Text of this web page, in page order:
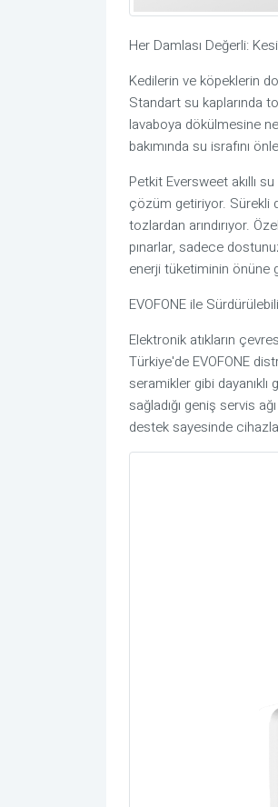
Her Damlası Değerli:
Kedilerin ve köpeklerin
Standart su kaplarında
lavaboya dökülmesine
bakımında su israfını
Petkit Eversweet akıllı
çözüm getiriyor. Sürekli
tozlardan arındırıyor.
pınarlar, sadece
enerji tüketiminin önüne
EVOFONE ile
Elektronik atıkların
Türkiye'de EVOFONE
seramikler gibi dayanıklı
sağladığı geniş servis
destek sayesinde